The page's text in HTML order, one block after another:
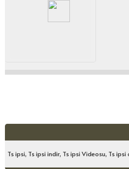
Ts ipsi, Ts ipsi indir, Ts ipsi Videosu, Ts